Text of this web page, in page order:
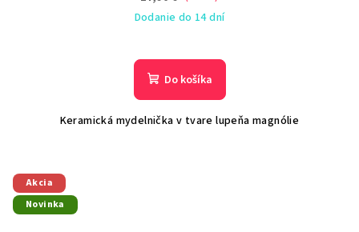
Dodanie do 14 dní
Do košíka
Keramická mydelnička v tvare lupeňa magnólie
Akcia
Novinka